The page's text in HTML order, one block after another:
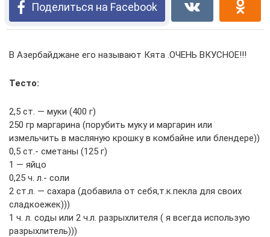
Поделиться на Facebook
В Азербайджане его называют Кята .ОЧЕНЬ ВКУСНОЕ!!!
Тесто:
2,5 ст. — муки (400 г)
250 гр маргарина (порубить муку и маргарин или
измельчить в масляную крошку в комбайне или блендере))
0,5 ст.- сметаны (125 г)
1 — яйцо
0,25 ч. л.- соли
2 ст.л. — сахара (добавила от себя,т.к.пекла для своих
сладкоежек)))
1 ч. л. соды или 2 ч.л. разрыхлителя ( я всегда использую
разрыхлитель)))